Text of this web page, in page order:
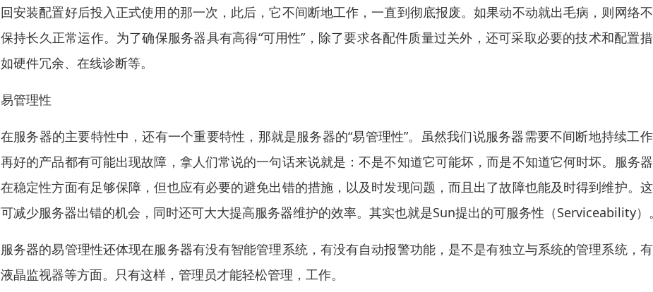
回安装配置好后投入正式使用的那一次，此后，它不间断地工作，一直到彻底报废。如果动不动就出毛病，则网络
保持长久正常运作。为了确保服务器具有高得“可用性”，除了要求各配件质量过关外，还可采取必要的技术和配置
如硬件冗余、在线诊断等。
易管理性
在服务器的主要特性中，还有一个重要特性，那就是服务器的“易管理性”。虽然我们说服务器需要不间断地持续工
再好的产品都有可能出现故障，拿人们常说的一句话来说就是：不是不知道它可能坏，而是不知道它何时坏。服务
在稳定性方面有足够保障，但也应有必要的避免出错的措施，以及时发现问题，而且出了故障也能及时得到维护。
可减少服务器出错的机会，同时还可大大提高服务器维护的效率。其实也就是Sun提出的可服务性（Serviceability）
服务器的易管理性还体现在服务器有没有智能管理系统，有没有自动报警功能，是不是有独立与系统的管理系统，
液晶监视器等方面。只有这样，管理员才能轻松管理，工作。